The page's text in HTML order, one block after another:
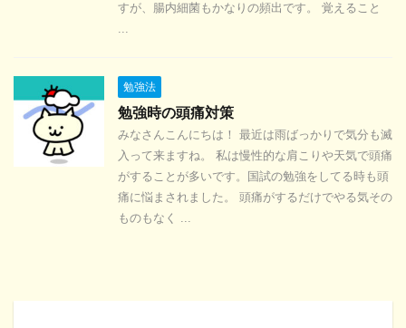
すが、腸内細菌もかなりの頻出です。 覚えること
...
勉強法
勉強時の頭痛対策
みなさんこんにちは！ 最近は雨ばっかりで気分も滅
入って来ますね。 私は慢性的な肩こりや天気で頭痛
がすることが多いです。国試の勉強をしてる時も頭
痛に悩まされました。 頭痛がするだけでやる気その
ものもなく ...